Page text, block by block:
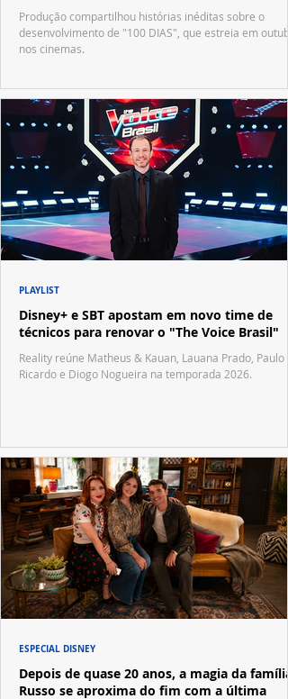
Produção compartilhou histórias inéditas sobre o
desenvolvimento de "100 DIAS", que estreia em
nos cinemas.
Disney+ e SBT apostam em novo time de
técnicos para renovar o "The Voice Brasil"
Reality reúne Matheus & Kauan, Lauana Prado, Paulo
Ricardo e Diogo Nogueira na temporada 2026.
PLAYLIST
Depois de quase 20 anos, a magia da família
Russo se aproxima do fim com a última
ESPECIAL DISNEY